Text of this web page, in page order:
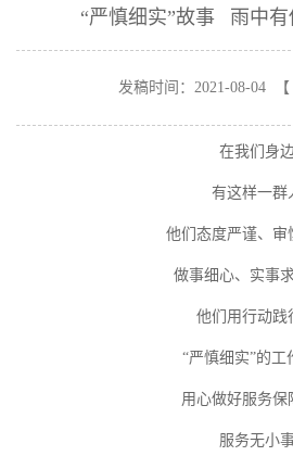
“严慎细实”故事 雨中
发稿时间： 2021-08-04 【
在我们身边
有这样一群
他们态度严谨、审
做事细心、实事
他们用行动践
“严慎细实”的工
用心做好服务保
服务无小